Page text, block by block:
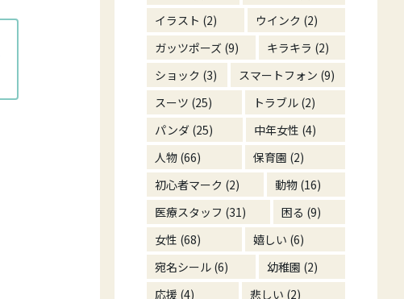
イラスト (2) ウインク (2)
ガッツポーズ (9) キラキラ (2)
ショック (3) スマートフォン (9)
スーツ (25) トラブル (2)
パンダ (25) 中年女性 (4)
人物 (66) 保育園 (2)
初心者マーク (2) 動物 (16)
医療スタッフ (31) 困る (9)
女性 (68) 嬉しい (6)
宛名シール (6) 幼稚園 (2)
応援 (4) 悲しい (2)